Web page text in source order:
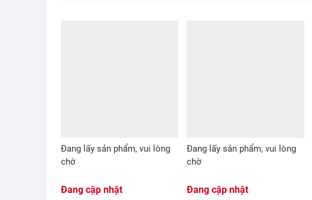
Đang lấy sản phẩm, vui lòng
chờ
Đang cập nhật
Đang lấy sản phẩm, vui lòng
chờ
Đang cập nhật